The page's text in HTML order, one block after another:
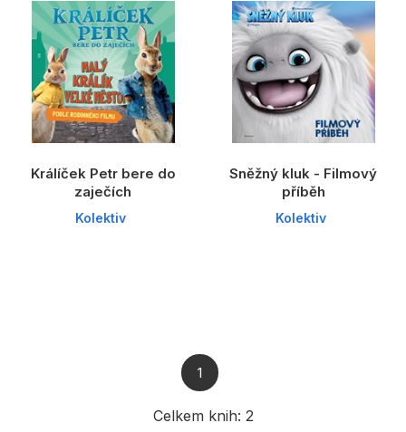
Dárkové publikace
Dárkové zboží
Hobby
Jazyky
Komiks
Křížovky
Populárně - naučná pro dospělé
Populárně - naučné pro děti
Králíček Petr bere do
zaječích
Kolektiv
Sněžný kluk - Filmový
příběh
Kolektiv
Celkem knih: 2
1